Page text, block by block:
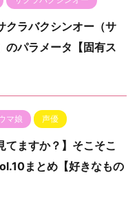
クラバクシンオー（サ
のパラメータ【固有ス
マ娘 声優
てますか？】そこそこ
まとめ【好きなもの